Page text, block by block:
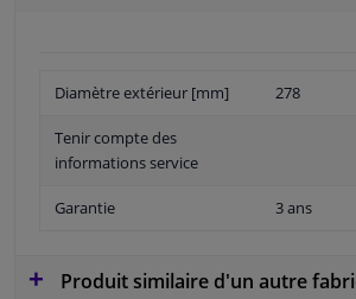
Diamètre extérieur [mm] 278
Tenir compte des
informations service
Garantie 3 ans
Produit similaire d'un autre